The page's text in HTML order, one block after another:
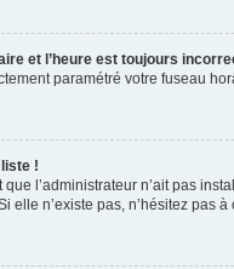
et l’heure est toujours
paramétré votre fuseau
!
l’administrateur n’ait pas
elle n’existe pas, n’hésitez pas